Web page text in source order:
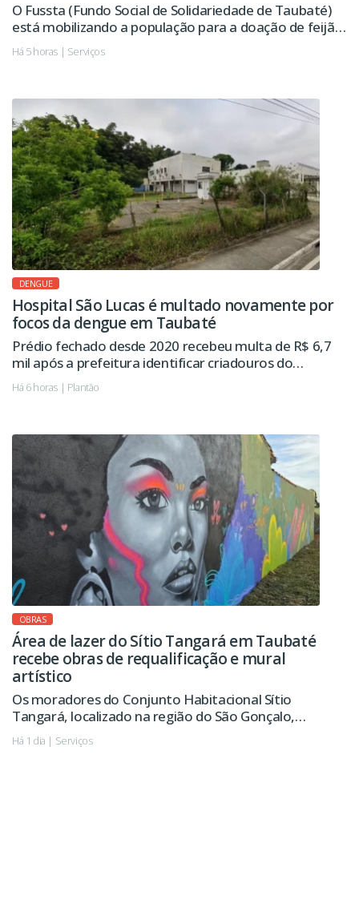
O Fussta (Fundo Social de Solidariedade de Taubaté)
está mobilizando a população para a doação de feijão,
óleo e macarrão, alimentos essenciais na composição
dos kits distribuídos pelo Banco de Alimentos às
instituições assistenciais do município.
Há 5 horas | Serviços
DENGUE
Hospital São Lucas é multado novamente por
focos da dengue em Taubaté
Prédio fechado desde 2020 recebeu multa de R$ 6,7
mil após a prefeitura identificar criadouros do
mosquito da dengue. Imóvel já havia sido autuado
pelo mesmo motivo em 2024.
Há 6 horas | Plantão
OBRAS
Área de lazer do Sítio Tangará em Taubaté
recebe obras de requalificação e mural
artístico
Os moradores do Conjunto Habitacional Sítio
Tangará, localizado na região do São Gonçalo,
passarão a contar em breve com uma área de lazer
revitalizada, com novo playground, pista de
Há 1 dia | Serviços